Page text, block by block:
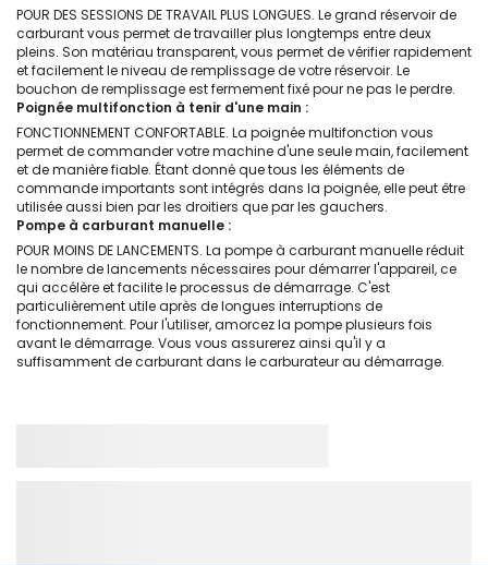
POUR DES SESSIONS DE TRAVAIL PLUS LONGUES. Le grand réservoir de
carburant vous permet de travailler plus longtemps entre deux
pleins. Son matériau transparent, vous permet de vérifier rapidement
et facilement le niveau de remplissage de votre réservoir. Le
bouchon de remplissage est fermement fixé pour ne pas le perdre.
Poignée multifonction à tenir d'une main :
FONCTIONNEMENT CONFORTABLE. La poignée multifonction vous
permet de commander votre machine d'une seule main, facilement
et de manière fiable. Étant donné que tous les éléments de
commande importants sont intégrés dans la poignée, elle peut être
utilisée aussi bien par les droitiers que par les gauchers.
Pompe à carburant manuelle :
POUR MOINS DE LANCEMENTS. La pompe à carburant manuelle réduit
le nombre de lancements nécessaires pour démarrer l'appareil, ce
qui accélère et facilite le processus de démarrage. C'est
particulièrement utile après de longues interruptions de
fonctionnement. Pour l'utiliser, amorcez la pompe plusieurs fois
avant le démarrage. Vous vous assurerez ainsi qu'il y a
suffisamment de carburant dans le carburateur au démarrage.